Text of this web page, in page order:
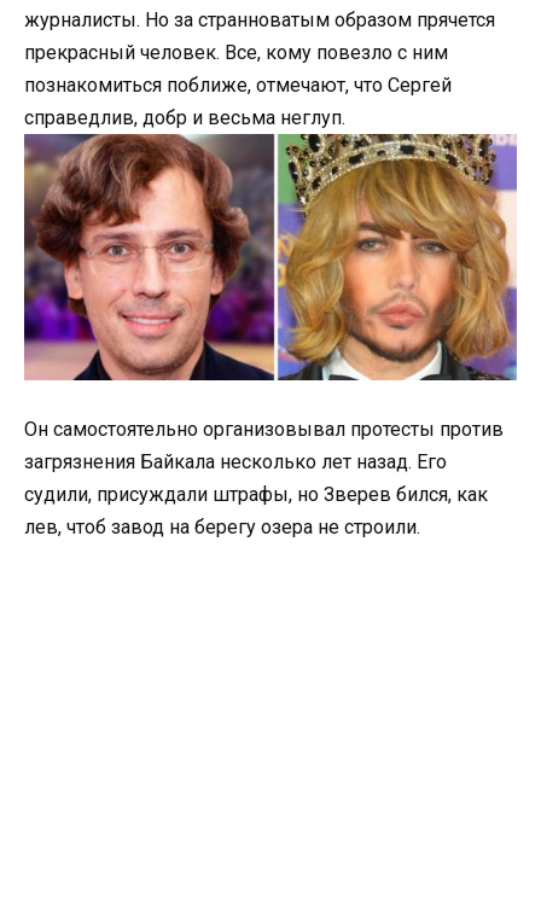
журналисты. Но за странноватым образом прячется
прекрасный человек. Все, кому повезло с ним
познакомиться поближе, отмечают, что Сергей
справедлив, добр и весьма неглуп.
Он самостоятельно организовывал протесты против
загрязнения Байкала несколько лет назад. Его
судили, присуждали штрафы, но Зверев бился, как
лев, чтоб завод на берегу озера не строили.